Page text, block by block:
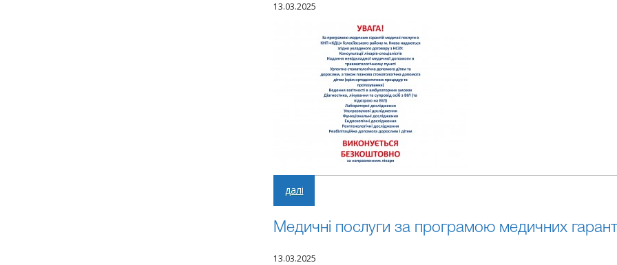
13.03.2025
далі
Медичні послуги за програмою медичних
13.03.2025